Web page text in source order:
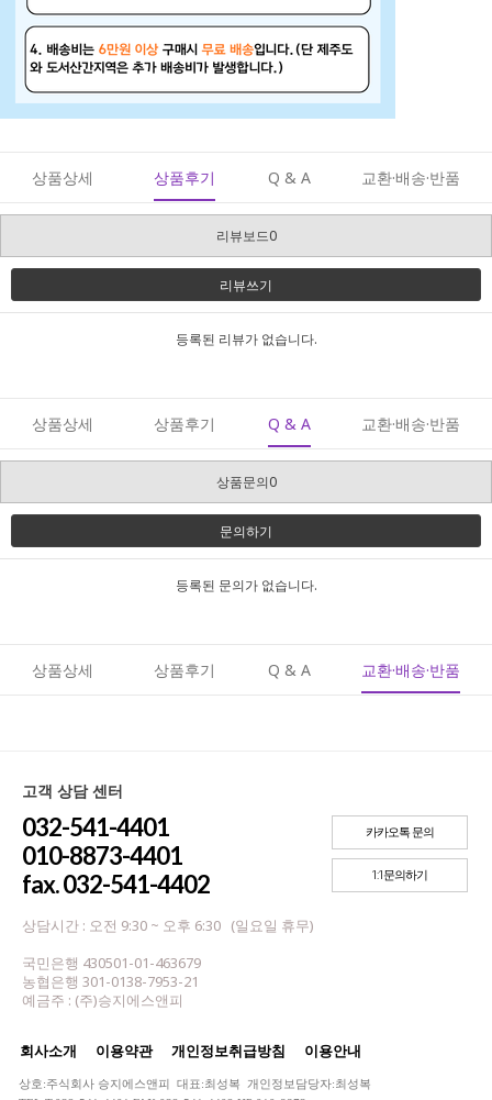
상품상세 상품후기 Q & A 교환·배송·반품
리뷰보드0
리뷰쓰기
등록된 리뷰가 없습니다.
상품상세 상품후기 Q & A 교환·배송·반품
상품문의0
문의하기
등록된 문의가 없습니다.
상품상세 상품후기 Q & A 교환·배송·반품
고객 상담 센터
032-541-4401
010-8873-4401
fax. 032-541-4402
상담시간 : 오전 9:30 ~ 오후 6:30 (일요일 휴무)
국민은행 430501-01-463679
농협은행 301-0138-7953-21
예금주 : (주)승지에스앤피
카카오톡 문의
1:1문의하기
회사소개 이용약관 개인정보취급방침 이용안내
상호:주식회사 승지에스앤피 대표:최성복 개인정보담당자:최성복